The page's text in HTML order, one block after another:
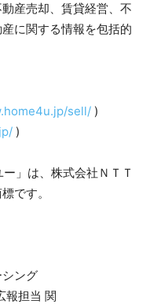
産売却、賃貸経営、不
に関する情報を包括的
sell/ )
)
」は、株式会社ＮＴＴ
です。
ング
担当 関